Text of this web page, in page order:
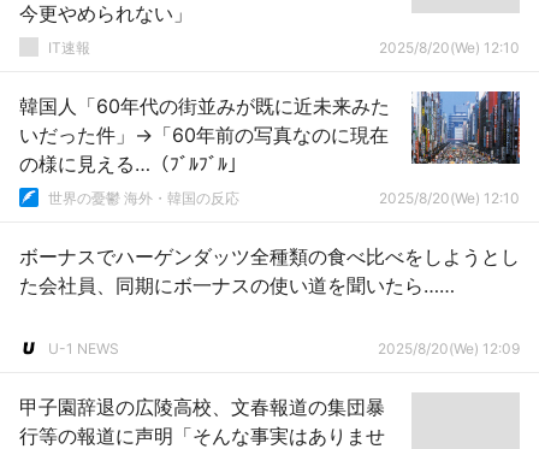
今更やめられない」
IT速報 2025/8/20(We) 12:10
韓国人「60年代の街並みが既に近未来みた
いだった件」→「60年前の写真なのに現在
の様に見える…（ﾌﾞﾙﾌﾞﾙ」
世界の憂鬱 海外・韓国の反応 2025/8/20(We) 12:10
ボーナスでハーゲンダッツ全種類の食べ比べをしようとし
た会社員、同期にボ一ナスの使い道を聞いたら……
U-1 NEWS 2025/8/20(We) 12:09
甲子園辞退の広陵高校、文春報道の集団暴
行等の報道に声明「そんな事実はありませ